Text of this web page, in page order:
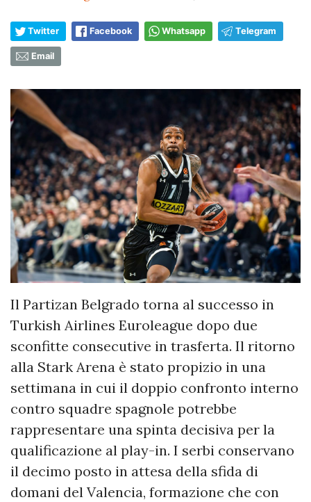
Twitter Facebook Whatsapp Telegram
Email
Il Partizan Belgrado torna al successo in
Turkish Airlines Euroleague dopo due
sconfitte consecutive in trasferta. Il ritorno
alla Stark Arena è stato propizio in una
settimana in cui il doppio confronto interno
contro squadre spagnole potrebbe
rappresentare una spinta decisiva per la
qualificazione al play-in. I serbi conservano
il decimo posto in attesa della sfida di
domani del Valencia, formazione che con